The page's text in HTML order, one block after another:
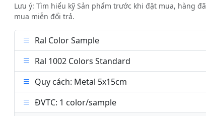
Lưu ý: Tìm hiểu kỹ Sản phẩm trước khi đặt mua, hàng đã
mua miễn đổi trả.
Ral Color Sample
Ral 1002 Colors Standard
Quy cách: Metal 5x15cm
ĐVTC: 1 color/sample